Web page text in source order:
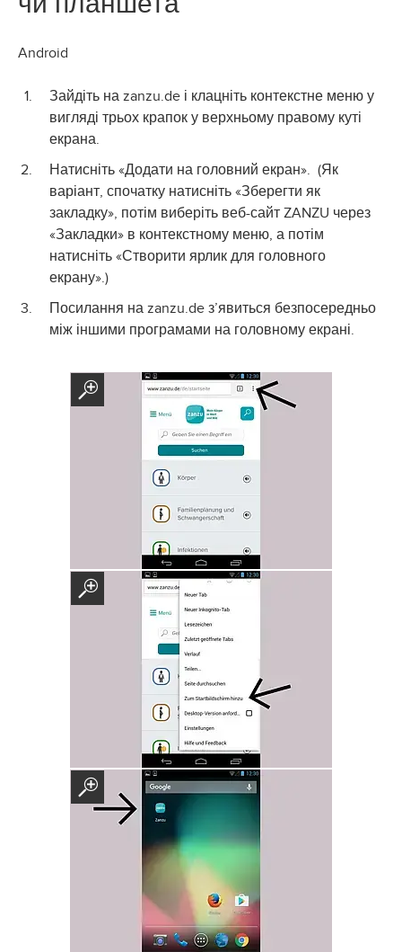
Android
Зайдіть на zanzu.de і клацніть контекстне меню у
вигляді трьох крапок у верхньому правому куті
екрана.
Натисніть «Додати на головний екран». (Як
варіант, спочатку натисніть «Зберегти як
закладку», потім виберіть веб-сайт ZANZU через
«Закладки» в контекстному меню, а потім
натисніть «Створити ярлик для головного
екрану».)
Посилання на zanzu.de з’явиться безпосередньо
між іншими програмами на головному екрані.